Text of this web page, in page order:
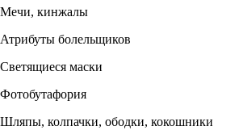
Мечи, кинжалы
Атрибуты болельщиков
Светящиеся маски
Фотобутафория
Шляпы, колпачки, ободки, кокошники